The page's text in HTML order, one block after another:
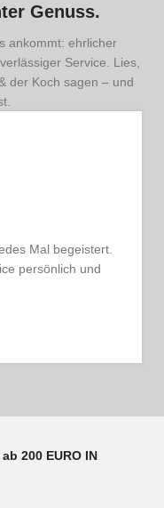
Genuss.
ankommt: ehrlicher
Service. Lies,
der Koch sagen – und
Mal begeistert.
persönlich und
200 EURO IN